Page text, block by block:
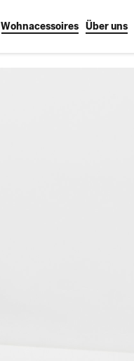
Wohnacessoires Über uns